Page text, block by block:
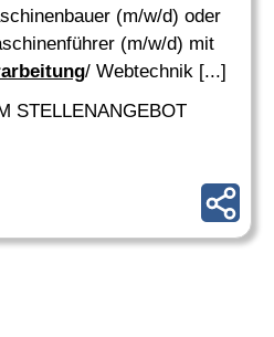
(m/w/d) oder
(m/w/d) mit
/ Webtechnik [...]
STELLENANGEBOT